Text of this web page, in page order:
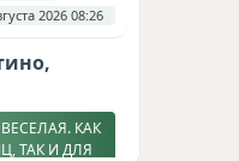
2026 08:26
КАК
ТАК И ДЛЯ